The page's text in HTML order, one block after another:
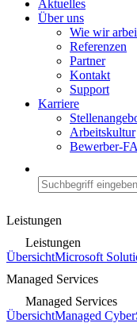
Aktuelles
Über uns
Wie wir
Referenzen
Partner
Kontakt
Support
Karriere
Arbeitskultur
Bewerber-
Leistungen
Leistungen
ÜbersichtMicrosoft
Managed Services
Managed Services
ÜbersichtManaged